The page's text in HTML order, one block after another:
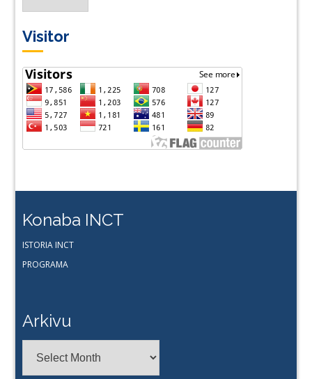
Visitor
Konaba INCT
ISTORIA INCT
PROGRAMA
Arkivu